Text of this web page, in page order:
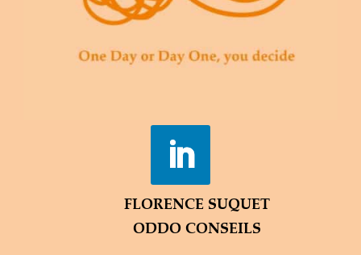
FLORENCE SUQUET
ODDO CONSEILS